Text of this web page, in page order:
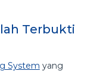
Terbukti
System yang